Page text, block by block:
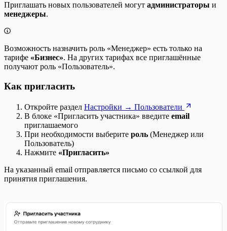
Приглашать новых пользователей могут администраторы и
менеджеры.
Возможность назначить роль «Менеджер» есть только на
тарифе «Бизнес». На других тарифах все приглашённые
получают роль «Пользователь».
Как пригласить
Откройте раздел Настройки → Пользователи
В блоке «Пригласить участника» введите email
приглашаемого
При необходимости выберите роль (Менеджер или
Пользователь)
Нажмите «Пригласить»
На указанный email отправляется письмо со ссылкой для
принятия приглашения.